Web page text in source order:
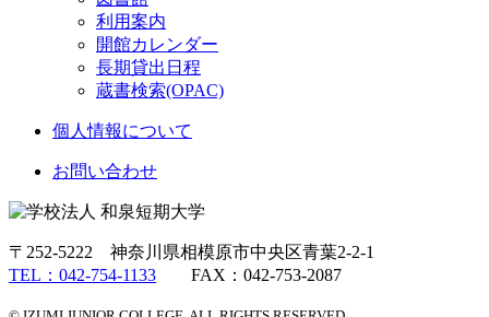
利用案内
開館カレンダー
長期貸出日程
蔵書検索(OPAC)
個人情報について
お問い合わせ
〒252-5222 神奈川県相模原市中央区青葉2-2-1
TEL：042-754-1133 FAX：042-753-2087